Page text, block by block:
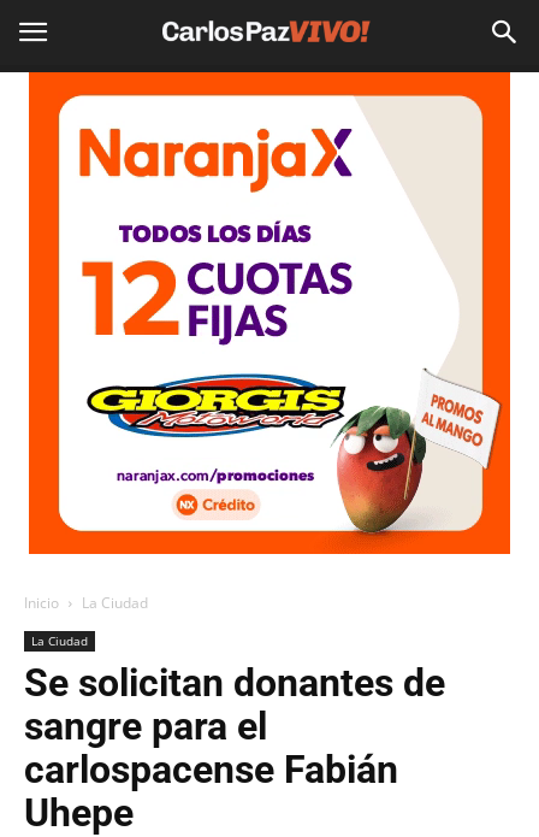
Inicio La Ciudad
La Ciudad
Se solicitan donantes de
sangre para el
carlospacense Fabián
Uhepe